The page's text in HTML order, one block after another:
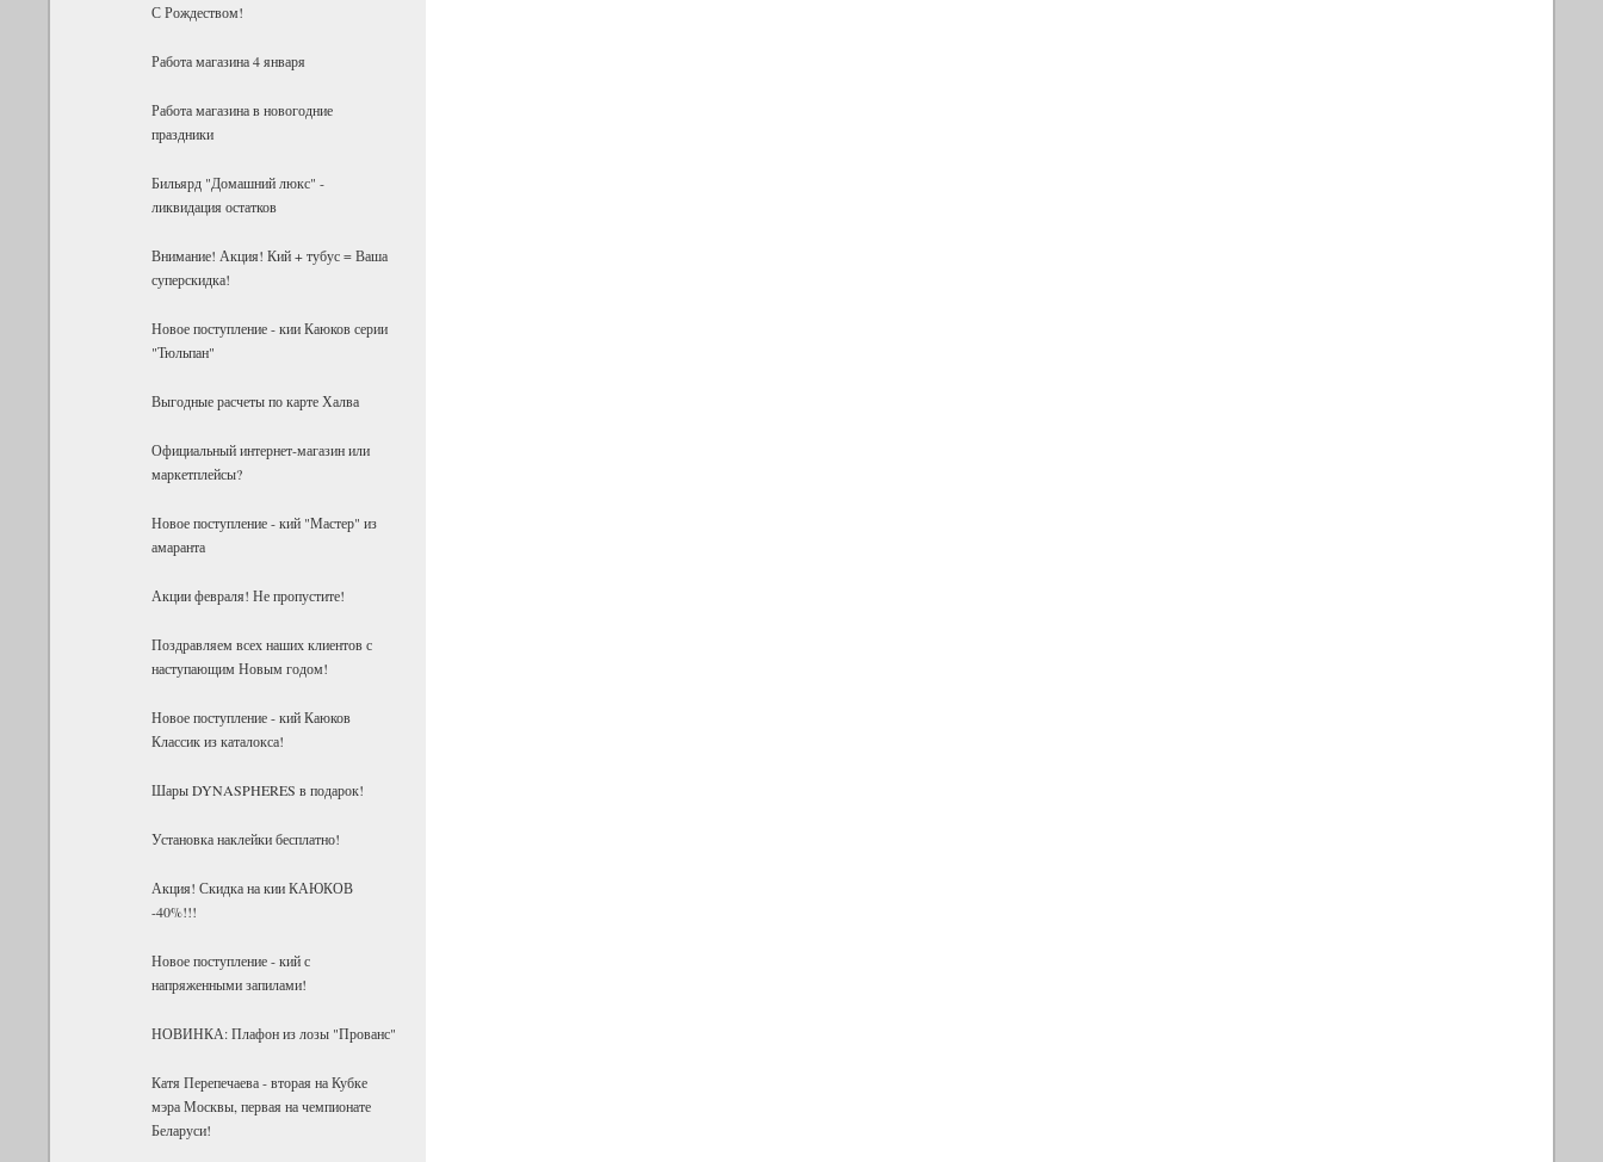
С Рождеством!
Работа магазина 4 января
Работа магазина в новогодние
праздники
Бильярд "Домашний люкс" -
ликвидация остатков
Внимание! Акция! Кий + тубус = Ваша
суперскидка!
Новое поступление - кии Каюков серии
"Тюльпан"
Выгодные расчеты по карте Халва
Официальный интернет-магазин или
маркетплейсы?
Новое поступление - кий "Мастер" из
амаранта
Акции февраля! Не пропустите!
Поздравляем всех наших клиентов с
наступающим Новым годом!
Новое поступление - кий Каюков
Классик из каталокса!
Шары DYNASPHERES в подарок!
Установка наклейки бесплатно!
Акция! Скидка на кии КАЮКОВ
-40%!!!
Новое поступление - кий с
напряженными запилами!
НОВИНКА: Плафон из лозы "Прованс"
Катя Перепечаева - вторая на Кубке
мэра Москвы, первая на чемпионате
Беларуси!